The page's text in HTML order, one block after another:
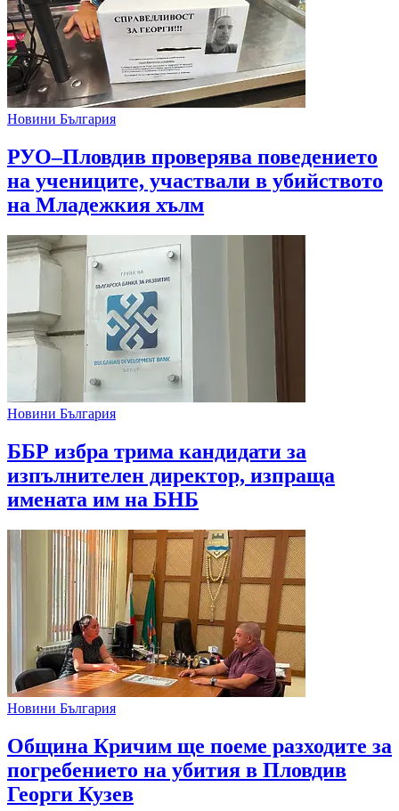
Новини България
РУО–Пловдив проверява поведението
на учениците, участвали в убийството
на Младежкия хълм
Новини България
ББР избра трима кандидати за
изпълнителен директор, изпраща
имената им на БНБ
Новини България
Община Кричим ще поеме разходите за
погребението на убития в Пловдив
Георги Кузев